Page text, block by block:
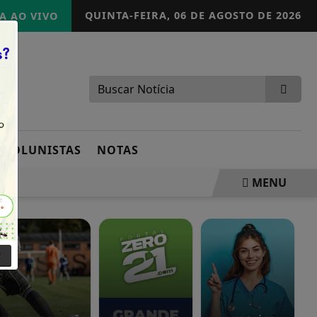
QUINTA-FEIRA, 06 DE AGOSTO DE 2026
AO VIVO
COLUNISTAS NOTAS
MENU